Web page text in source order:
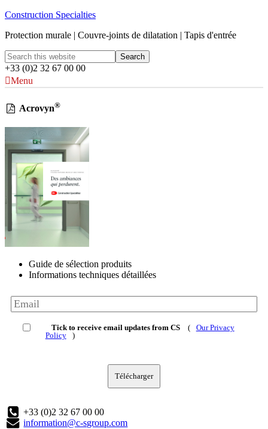
Construction Specialties
Protection murale | Couvre-joints de dilatation | Tapis d'entrée
+33 (0)2 32 67 00 00
Menu
Acrovyn®
Guide de sélection produits
Informations techniques détaillées
Tick to receive email updates from CS (
Our Privacy
Policy
)
Télécharger
+33 (0)2 32 67 00 00
information@c-sgroup.com